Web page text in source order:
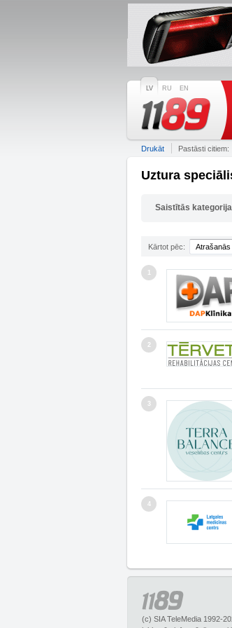
LV RU EN
Drukāt Pastāsti citiem:
Uztura
Saistītās
Kārtot pēc: Atrašanās
1
2
3
4
(c) SIA TeleMedia 1992-